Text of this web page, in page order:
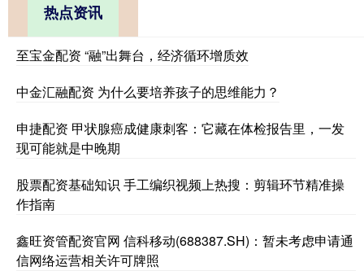
热点资讯
至宝金配资 “融”出舞台，经济循环增质效
中金汇融配资 为什么要培养孩子的思维能力？
申捷配资 甲状腺癌成健康刺客：它藏在体检报告里，一发
现可能就是中晚期
股票配资基础知识 手工编织视频上热搜：剪辑环节精准操
作指南
鑫旺资管配资官网 信科移动(688387.SH)：暂未考虑申请通
信网络运营相关许可牌照